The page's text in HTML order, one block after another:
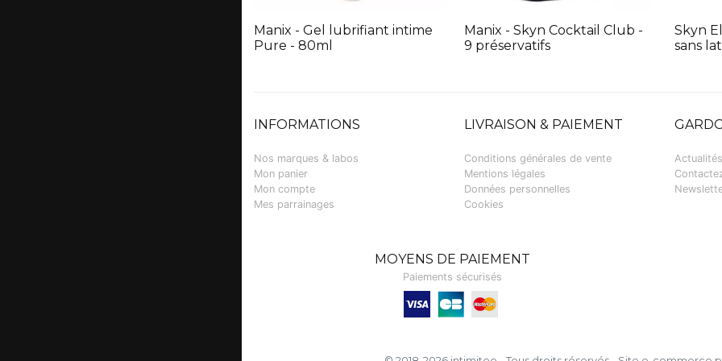
Manix - Gel lubrifiant intime
Pure - 80ml
Manix - Skyn Cocktail Club -
9 préservatifs
Skyn
sans
INFORMATIONS
Nos marques & labos
Mon panier
Mon compte
Mes parrainages
LIVRAISON & PAIEMENT
Conditions générales de vente
Mentions légales
Données personnelles
Cookies
Actualités
MOYENS DE PAIEMENT
Paiements sécurisés